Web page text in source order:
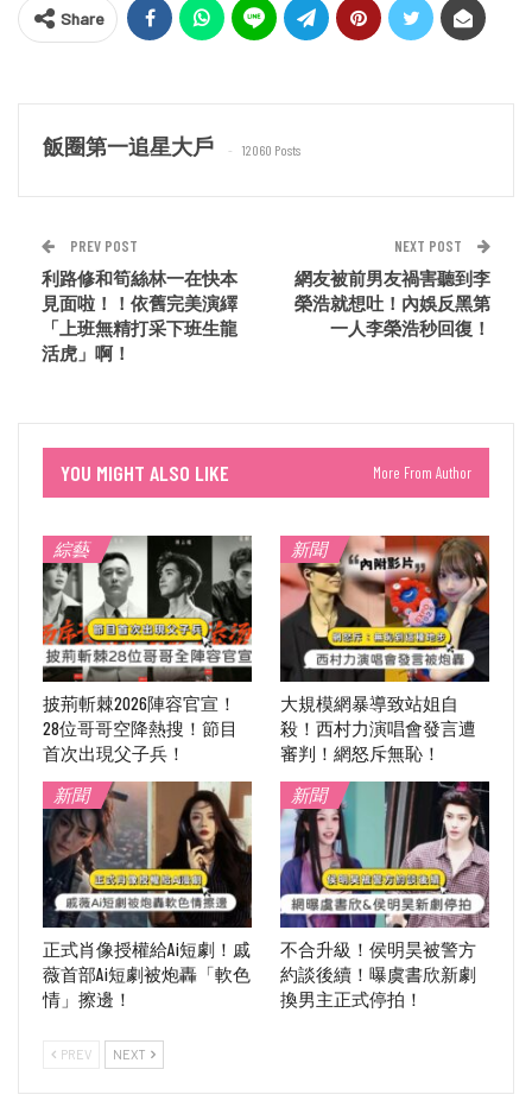
Share
飯圈第一追星大戶 12060 Posts
PREV POST
利路修和筍絲林一在快本
見面啦！！依舊完美演繹
「上班無精打采下班生龍
活虎」啊！
NEXT POST
網友被前男友禍害聽到李
榮浩就想吐！內娛反黑第
一人李榮浩秒回復！
YOU MIGHT ALSO LIKE More From Author
綜藝
披荊斬棘2026陣容官宣！
28位哥哥空降熱搜！節目
首次出現父子兵！
新聞
大規模網暴導致站姐自
殺！西村力演唱會發言遭
審判！網怒斥無恥！
新聞
正式肖像授權給Ai短劇！戚
薇首部Ai短劇被炮轟「軟色
情」擦邊！
新聞
不合升級！侯明昊被警方
約談後續！曝虞書欣新劇
換男主正式停拍！
PREV NEXT